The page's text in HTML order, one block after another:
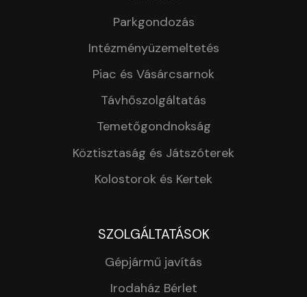
Parkgondozás
Intézményüzemeltetés
Piac és Vásárcsarnok
Távhőszolgáltatás
Temetőgondnokság
Köztisztaság és Játszóterek
Kolostorok és Kertek
SZOLGÁLTATÁSOK
Gépjármű javítás
Irodaház Bérlet